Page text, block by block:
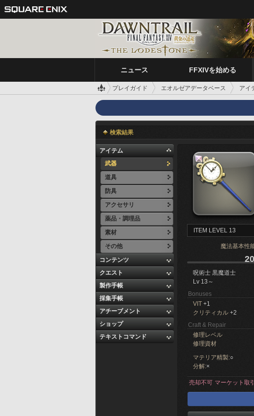
ニュース FFXIVを始める
プレイガイド エオルゼアデータベース アイ
検索結果
アイテム
武器
道具
防具
アクセサリ
薬品・調理品
素材
その他
コンテンツ
クエスト
製作手帳
採集手帳
アチーブメント
ショップ
テキストコマンド
ITEM LEVEL 13
魔法基本性
20
呪術士 黒魔道士
Lv 13～
Bonuses
VIT +1
クリティカル +2
Craft & Repair
修理レベル
修理資材
マテリア精製:○
分解:×
売却不可 マーケット取